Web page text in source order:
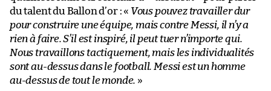
du talent du Ballon d’or : « Vous pouvez travailler dur
pour construire une équipe, mais contre Messi, il n’y a
rien à faire. S’il est inspiré, il peut tuer n’importe qui.
Nous travaillons tactiquement, mais les individualités
sont au-dessus dans le football. Messi est un homme
au-dessus de tout le monde. »